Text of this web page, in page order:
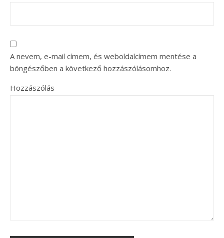
A nevem, e-mail címem, és weboldalcímem mentése a
böngészőben a következő hozzászólásomhoz.
Hozzászólás